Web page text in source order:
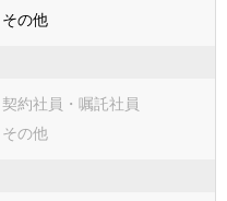
その他
契約社員・嘱託社員
その他